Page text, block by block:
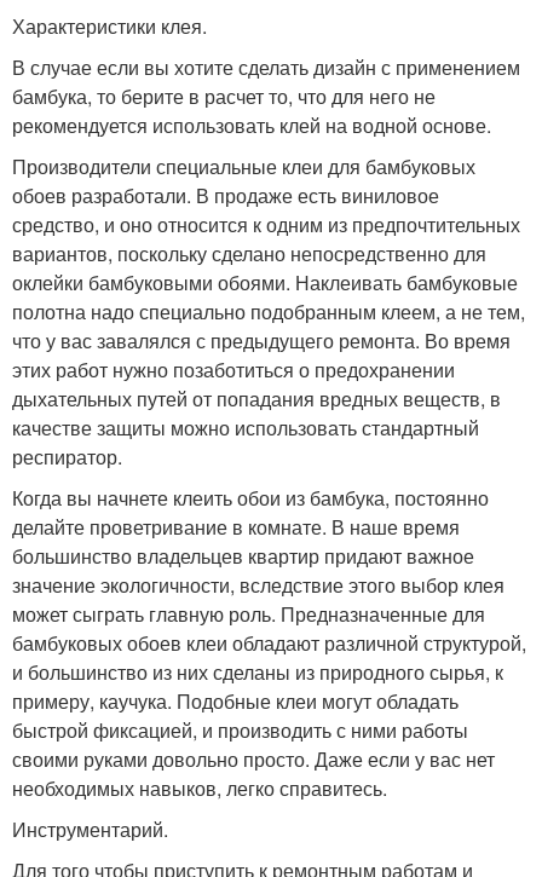
Характеристики клея.
В случае если вы хотите сделать дизайн с применением
бамбука, то берите в расчет то, что для него не
рекомендуется использовать клей на водной основе.
Производители специальные клеи для бамбуковых
обоев разработали. В продаже есть виниловое
средство, и оно относится к одним из предпочтительных
вариантов, поскольку сделано непосредственно для
оклейки бамбуковыми обоями. Наклеивать бамбуковые
полотна надо специально подобранным клеем, а не тем,
что у вас завалялся с предыдущего ремонта. Во время
этих работ нужно позаботиться о предохранении
дыхательных путей от попадания вредных веществ, в
качестве защиты можно использовать стандартный
респиратор.
Когда вы начнете клеить обои из бамбука, постоянно
делайте проветривание в комнате. В наше время
большинство владельцев квартир придают важное
значение экологичности, вследствие этого выбор клея
может сыграть главную роль. Предназначенные для
бамбуковых обоев клеи обладают различной структурой,
и большинство из них сделаны из природного сырья, к
примеру, каучука. Подобные клеи могут обладать
быстрой фиксацией, и производить с ними работы
своими руками довольно просто. Даже если у вас нет
необходимых навыков, легко справитесь.
Инструментарий.
Для того чтобы приступить к ремонтным работам и